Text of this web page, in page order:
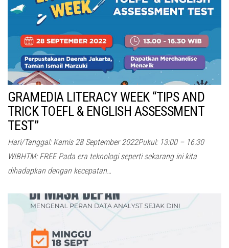
GRAMEDIA LITERACY WEEK “TIPS AND
TRICK TOEFL & ENGLISH ASSESSMENT
TEST”
Hari/Tanggal: Kamis 28 September 2022Pukul: 13:00 – 16:30
WIBHTM: FREE Pada era teknologi seperti sekarang ini kita
dihadapkan dengan kecepatan…